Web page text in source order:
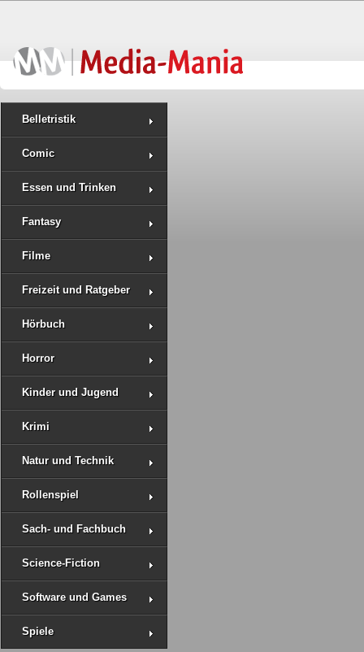
Belletristik
Comic
Essen und Trinken
Fantasy
Filme
Freizeit und Ratgeber
Hörbuch
Horror
Kinder und Jugend
Krimi
Natur und Technik
Rollenspiel
Sach- und Fachbuch
Science-Fiction
Software und Games
Spiele